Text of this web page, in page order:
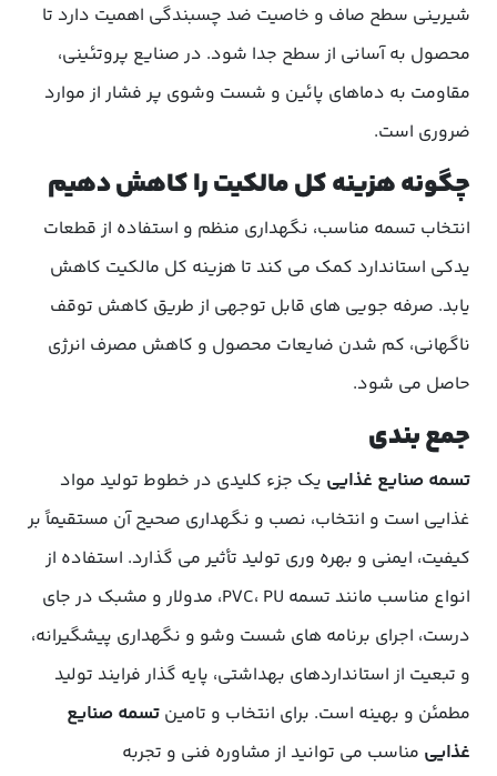
شیرینی سطح صاف و خاصیت ضد چسبندگی اهمیت دارد تا
محصول به آسانی از سطح جدا شود. در صنایع پروتئینی،
مقاومت به دماهای پائین و شست وشوی پر فشار از موارد
ضروری است.
چگونه هزینه کل مالکیت را کاهش دهیم
انتخاب تسمه مناسب، نگهداری منظم و استفاده از قطعات
یدکی استاندارد کمک می کند تا هزینه کل مالکیت کاهش
یابد. صرفه جویی های قابل توجهی از طریق کاهش توقف
ناگهانی، کم شدن ضایعات محصول و کاهش مصرف انرژی
حاصل می شود.
جمع بندی
تسمه صنایع غذایی یک جزء کلیدی در خطوط تولید مواد
غذایی است و انتخاب، نصب و نگهداری صحیح آن مستقیماً بر
کیفیت، ایمنی و بهره وری تولید تأثیر می گذارد. استفاده از
انواع مناسب مانند تسمه PVC، PU، مدولار و مشبک در جای
درست، اجرای برنامه های شست وشو و نگهداری پیشگیرانه،
و تبعیت از استانداردهای بهداشتی، پایه گذار فرایند تولید
مطمئن و بهینه است. برای انتخاب و تامین تسمه صنایع
غذایی مناسب می توانید از مشاوره فنی و تجربه